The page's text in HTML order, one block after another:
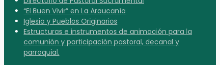
“El Buen Vivir” en La Araucanía
Iglesia y Pueblos Originarios
Estructuras e instrumentos de animación para la
comunión y participación pastoral, decanal y
parroquial.